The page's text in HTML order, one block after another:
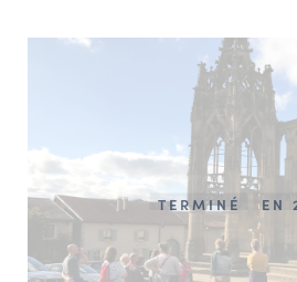
TERMINÉ EN